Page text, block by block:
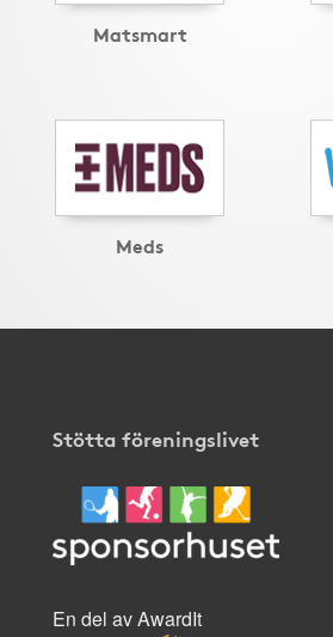
Matsmart
Meds
Stötta föreningslivet
En del av AwardIt